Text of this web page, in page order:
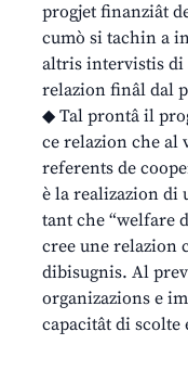
progjet finanziât
cumò si tachin a
altris intervistis di
relazion finâl dal
◆ Tal prontâ il
ce relazion che al
referents de
è la realizazion di
tant che “welfare
cree une relazion
dibisugnis. Al
organizazions e
capacitât di scolte